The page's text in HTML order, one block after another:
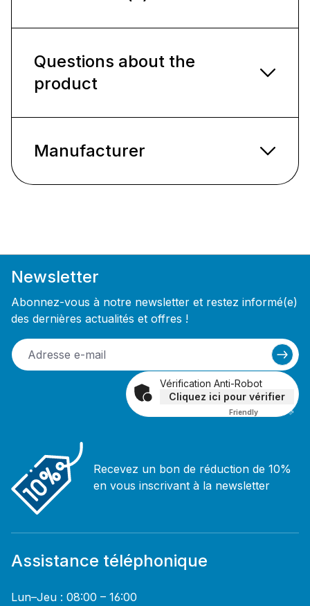
Questions about the
product
Manufacturer
Newsletter
Abonnez-vous à notre newsletter et restez informé(e)
des dernières actualités et offres !
Vérification Anti-Robot
Cliquez ici pour vérifier
Friendly Captcha ⇗
Recevez un bon de réduction de 10%
en vous inscrivant à la newsletter
Assistance téléphonique
Lun–Jeu : 08:00 – 16:00